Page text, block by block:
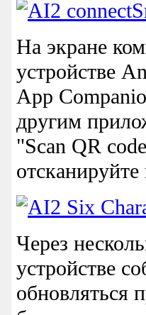
На экране
устройстве
App
другим
"Scan QR
Через
устройстве
обновляться